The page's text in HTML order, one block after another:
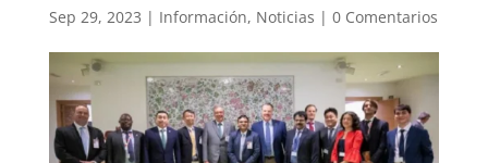
Sep 29, 2023 | Información, Noticias | 0 Comentarios